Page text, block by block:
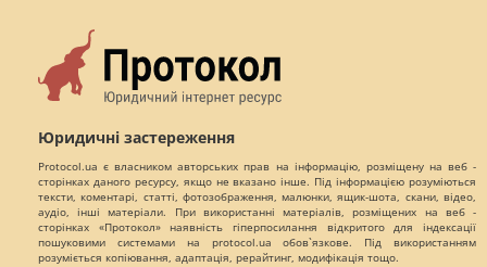
Юридичні застереження
Protocol.ua є власником авторських прав на інформацію, розміщену на веб -
сторінках даного ресурсу, якщо не вказано інше. Під інформацією розуміються
тексти, коментарі, статті, фотозображення, малюнки, ящик-шота, скани, відео,
аудіо, інші матеріали. При використанні матеріалів, розміщених на веб -
сторінках «Протокол» наявність гіперпосилання відкритого для індексації
пошуковими системами на protocol.ua обов`язкове. Під використанням
розуміється копіювання, адаптація, рерайтинг, модифікація тощо.